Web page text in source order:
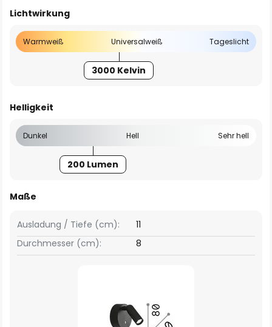
Lichtwirkung
Warmweiß Universalweiß Tageslicht
3000 Kelvin
Helligkeit
Dunkel Hell Sehr hell
200 Lumen
Maße
Ausladung / Tiefe (cm):
11
Durchmesser (cm):
8